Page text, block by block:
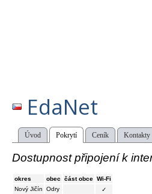
EdaNet
Úvod Pokrytí Ceník Kontakty
Dostupnost připojení k
okres obec část obce Wi-Fi
Nový Jičín
Odry
✓